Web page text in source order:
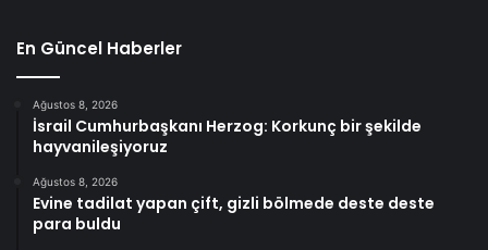
En Güncel Haberler
Ağustos 8, 2026
İsrail Cumhurbaşkanı Herzog: Korkunç bir şekilde
hayvanileşiyoruz
Ağustos 8, 2026
Evine tadilat yapan çift, gizli bölmede deste deste
para buldu